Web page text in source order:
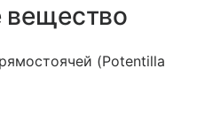
(Potentilla